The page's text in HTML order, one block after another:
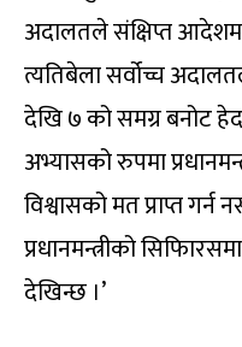
अदालतले संक्षिप्त
त्यतिबेला सर्वोच्च
देखि ७ को समग्र बनोट
अभ्यासको रुपमा
विश्वासको मत प्राप्त
प्रधानमन्त्रीको
देखिन्छ ।’